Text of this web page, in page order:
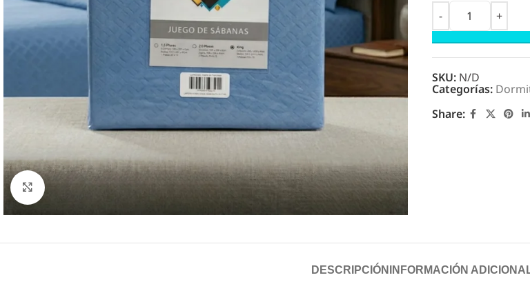
Click to enlarge
SKU: N/D
Categorías:
Share:
DESCRIPCIÓN INFORMACIÓN